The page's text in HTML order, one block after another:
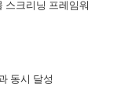
스크리닝 프레임워
동시 달성